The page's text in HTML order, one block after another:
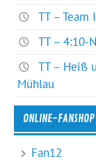
TT –
TT – 4:10-
TT – Heiß
Mühlau
ONLINE-FANSHOP
Fan12